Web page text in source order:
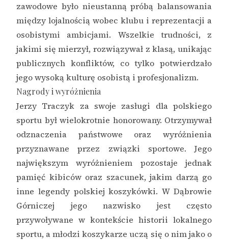
zawodowe było nieustanną próbą balansowania
między lojalnością wobec klubu i reprezentacji a
osobistymi ambicjami. Wszelkie trudności, z
jakimi się mierzył, rozwiązywał z klasą, unikając
publicznych konfliktów, co tylko potwierdzało
jego wysoką kulturę osobistą i profesjonalizm.
Nagrody i wyróżnienia
Jerzy Traczyk za swoje zasługi dla polskiego
sportu był wielokrotnie honorowany. Otrzymywał
odznaczenia państwowe oraz wyróżnienia
przyznawane przez związki sportowe. Jego
największym wyróżnieniem pozostaje jednak
pamięć kibiców oraz szacunek, jakim darzą go
inne legendy polskiej koszykówki. W Dąbrowie
Górniczej jego nazwisko jest często
przywoływane w kontekście historii lokalnego
sportu, a młodzi koszykarze uczą się o nim jako o